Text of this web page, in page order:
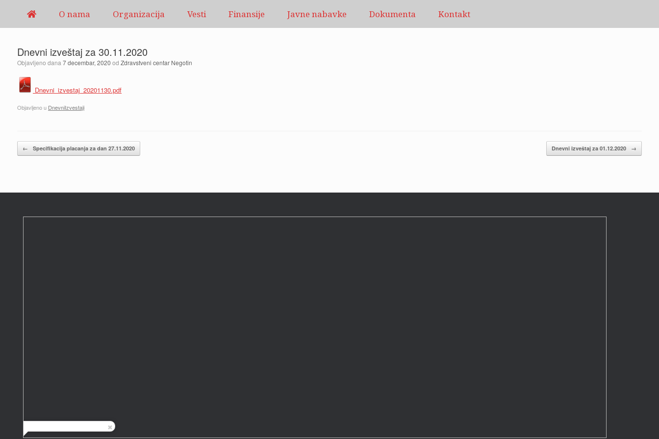
O nama Organizacija Vesti Finansije Javne nabavke Dokumenta Kontakt
Dnevni izveštaj za 30.11.2020
Objavljeno dana 7 decembar, 2020 od Zdravstveni centar Negotin
Dnevni_izvestaj_20201130.pdf
Objavljeno u DnevniIzvestaji
Kretanje članaka
← Specifikacija placanja za dan 27.11.2020 Dnevni izveštaj za 01.12.2020 →